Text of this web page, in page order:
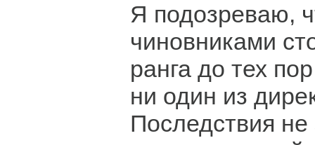
Я подозреваю,
чиновниками
ранга до тех
ни один из
Последствия не